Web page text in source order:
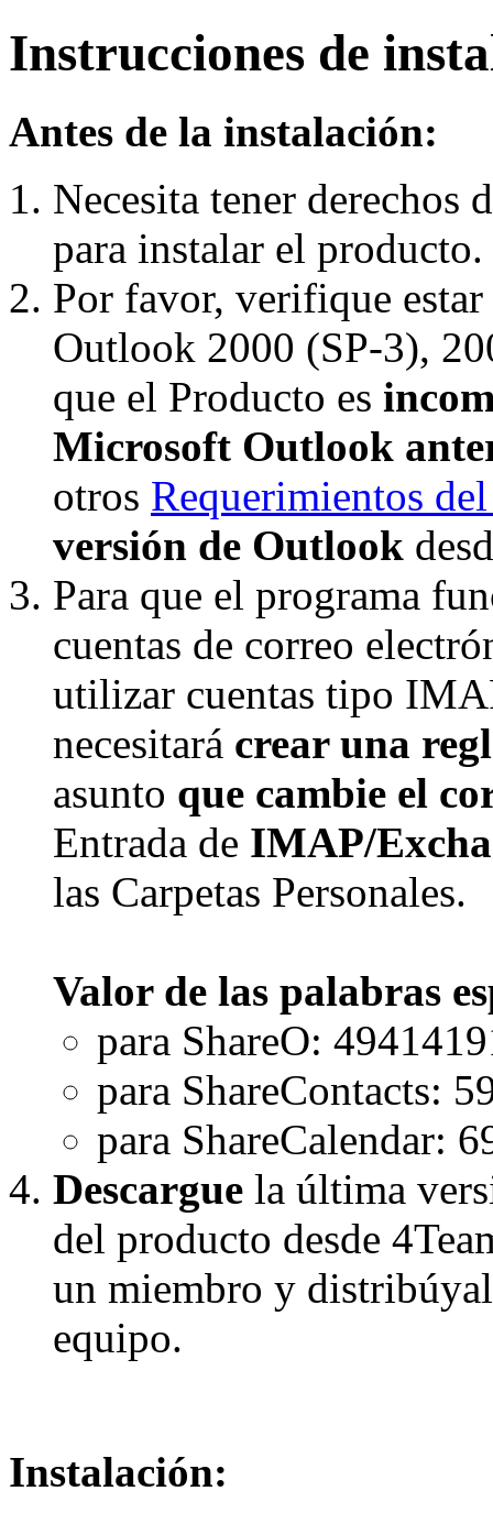
Instrucciones de
Antes de la instalación:
Necesita tener
para instalar el producto.
Por favor, verifique
Outlook 2000 (SP-3),
que el Producto es
Microsoft Outlook
otros Requerimientos
versión de Outlook
Para que el programa
cuentas de correo
utilizar cuentas tipo
necesitará crear una
asunto que cambie el
Entrada de IMAP/
las Carpetas Personales.
Valor de las palabras
para ShareO:
para ShareContacts:
para ShareCalendar:
Descargue la última
del producto desde
un miembro y
equipo.
Instalación: